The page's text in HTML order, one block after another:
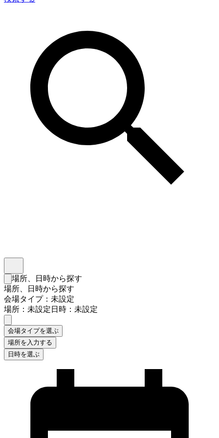
検索フォームを閉じる
場所、日時から探す
場所、日時から探す
会場タイプ：未設定
場所：未設定日時：未設定
会場タイプを選ぶ
場所を入力する
日時を選ぶ